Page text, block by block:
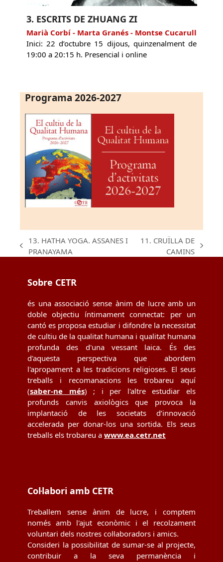
3. ESCRITS DE ZHUANG ZI
Marià Corbí - Marta Granés - Montse Cucarull
Inici: 22 d’octubre 15 dijous, quinzenalment de
19:00 a 20:15 h. Presencial i online
Programa 2026-2027
previous
13. HATHA YOGA. ASSANES I
PRANAYAMA
11. CRUÏLLA DE
CAMINS
Sobre CETR
és una associació sense ànim de lucre amb un
doble objectiu íntimament connectat: per un
cantó es proposa estudiar i difondre la necessitat
de cultiu de la qualitat humana i qualitat humana
profunda des d'una vessant laica. És des
d'aquesta perspectiva que abordem
l'apropament a les tradicions religioses. El seus
treballs i recomanacions les trobareu aquí
(saber-ne més) ; i per l'altre estudiar els
profunds canvis axiològics que provoca la
implantació de les societats d’innovació
accelerada per donar-los una sortida. Els seus
treballs els trobareu a www.ea.cetr.net
Col·labori amb CETR
Treballem sense ànim de lucre, i comptem
només amb l'ajut econòmic i el recolzament
voluntari dels nostres col·laboradors i amics.
Consideri la possibilitat de sumar-se al projecte,
contribuir a la seva permanència i